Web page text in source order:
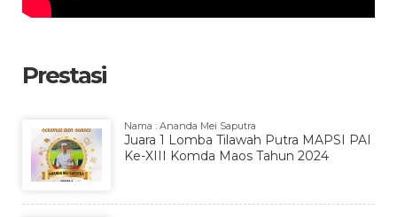
Prestasi
Nama : Ananda Mei Saputra
Juara 1 Lomba Tilawah Putra MAPSI PAI
Ke-XIII Komda Maos Tahun 2024